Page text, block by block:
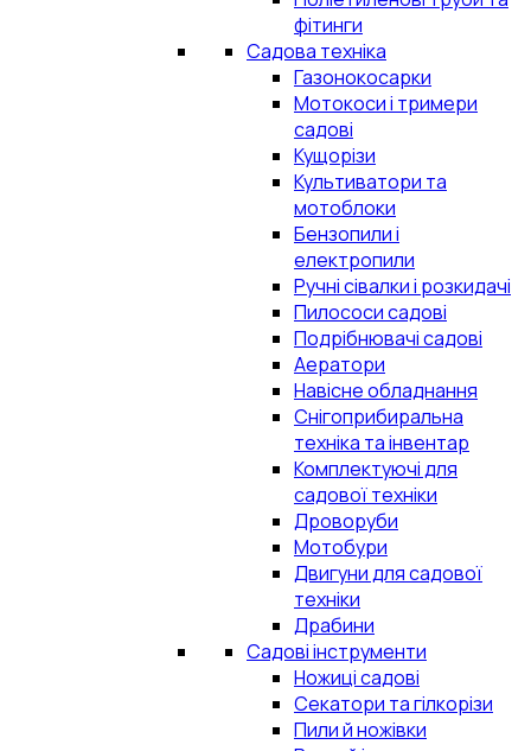
фітинги
Садова техніка
Газонокосарки
Мотокоси і тримери
садові
Кущорізи
Культиватори та
мотоблоки
Бензопили і
електропили
Ручні сівалки і розкидачі
Пилососи садові
Подрібнювачі садові
Аератори
Навісне обладнання
Снігоприбиральна
техніка та інвентар
Комплектуючі для
садової техніки
Дроворуби
Мотобури
Двигуни для садової
техніки
Драбини
Садові інструменти
Ножиці садові
Секатори та гілкорізи
Пили й ножівки